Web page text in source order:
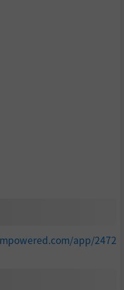
策略，共同面对更大的挑
app/2472